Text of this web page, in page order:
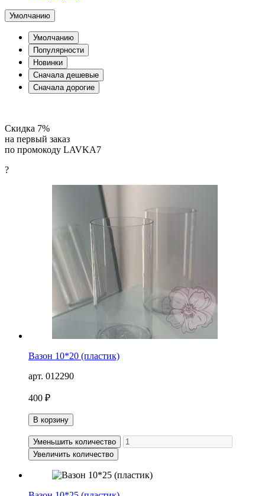
Умолчанию
Умолчанию
Популярности
Новинки
Сначала дешевые
Сначала дорогие
Скидка 7%
на первый заказ
по промокоду LAVKA7
?
Вазон 10*20 (пластик)
арт. 012290
400 ₽
В корзину
Уменьшить количество
Увеличить количество